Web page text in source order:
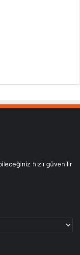
hızlı güvenilir